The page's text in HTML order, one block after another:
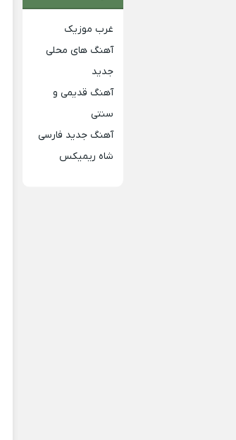
غرب موزیک
آهنگ های محلی
جدید
آهنگ قدیمی و
سنتی
آهنگ جدید فارسی
شاه ریمیکس